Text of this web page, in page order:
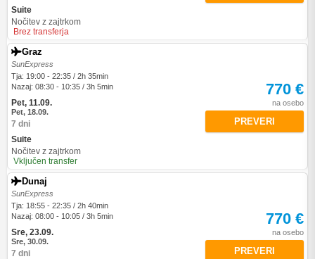
Suite
Nočitev z zajtrkom
Brez transferja
Graz
SunExpress
Tja: 19:00 - 22:35 / 2h 35min
Nazaj: 08:30 - 10:35 / 3h 5min
Pet, 11.09.
Pet, 18.09.
7 dni
Suite
Nočitev z zajtrkom
Vključen transfer
770 €
na osebo
PREVERI
Dunaj
SunExpress
Tja: 18:55 - 22:35 / 2h 40min
Nazaj: 08:00 - 10:05 / 3h 5min
Sre, 23.09.
Sre, 30.09.
7 dni
770 €
na osebo
PREVERI